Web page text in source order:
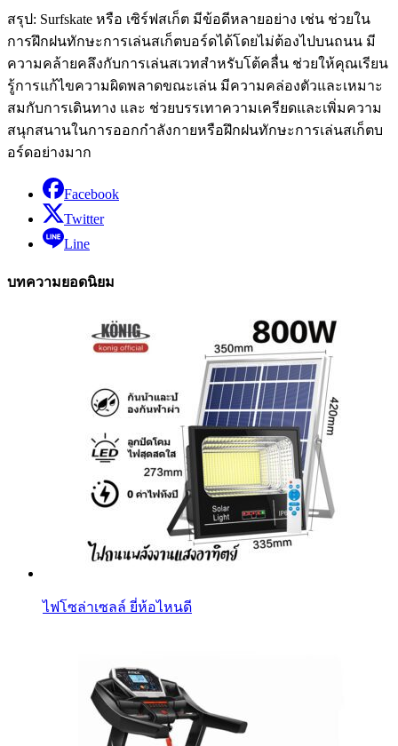
สรุป: Surfskate หรือ เซิร์ฟสเก็ต มีข้อดีหลายอย่าง เช่น ช่วยใน
การฝึกฝนทักษะการเล่นสเก็ตบอร์ดได้โดยไม่ต้องไปบนถนน มี
ความคล้ายคลึงกับการเล่นสเวทสำหรับโต้คลื่น ช่วยให้คุณเรียน
รู้การแก้ไขความผิดพลาดขณะเล่น มีความคล่องตัวและเหมาะ
สมกับการเดินทาง และ ช่วยบรรเทาความเครียดและเพิ่มความ
สนุกสนานในการออกกำลังกายหรือฝึกฝนทักษะการเล่นสเก็ตบ
อร์ดอย่างมาก
Facebook
Twitter
Line
บทความยอดนิยม
ไฟโซล่าเซลล์ ยี่ห้อไหนดี